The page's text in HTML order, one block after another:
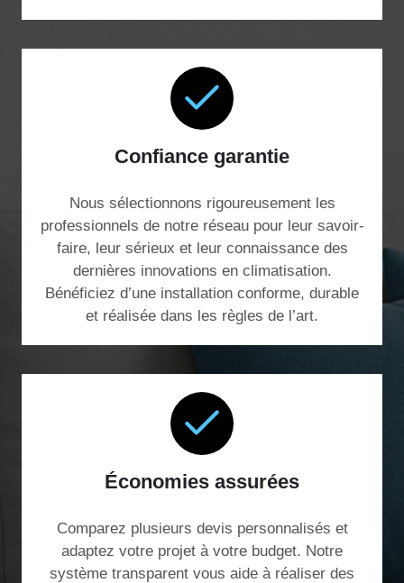
Confiance garantie
Nous sélectionnons rigoureusement les
professionnels de notre réseau pour leur savoir-
faire, leur sérieux et leur connaissance des
dernières innovations en climatisation.
Bénéficiez d’une installation conforme, durable
et réalisée dans les règles de l’art.
Économies assurées
Comparez plusieurs devis personnalisés et
adaptez votre projet à votre budget. Notre
système transparent vous aide à réaliser des